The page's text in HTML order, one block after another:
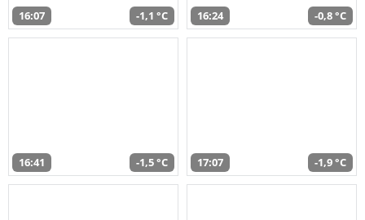
16:07 -1,1 °C 16:24 -0,8 °C
16:41 -1,5 °C 17:07 -1,9 °C